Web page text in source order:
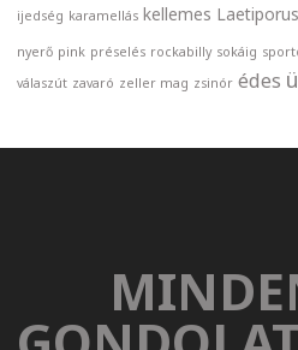
ijedség karamellás kellemes
nyerő pink préselés rockabilly sokáig
válaszút zavaró zeller mag zsinór édes